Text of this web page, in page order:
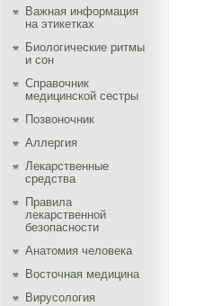
Важная информация
на этикетках
Биологические ритмы
и сон
Справочник
медицинской сестры
Позвоночник
Аллергия
Лекарственные
средства
Правила
лекарственной
безопасности
Aнатомия человека
Восточная медицина
Вирусология